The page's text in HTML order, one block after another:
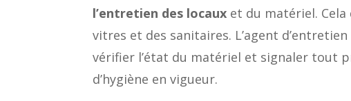
l’entretien des locaux et du matériel.
vitres et des sanitaires. L’agent
vérifier l’état du matériel et signaler tout
d’hygiène en vigueur.